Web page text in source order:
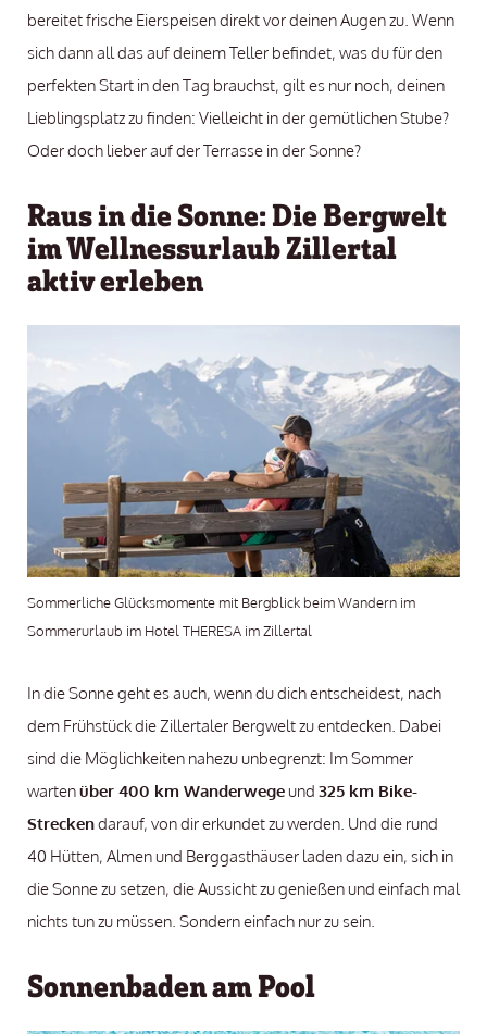
bereitet frische Eierspeisen direkt vor deinen Augen zu. Wenn
sich dann all das auf deinem Teller befindet, was du für den
perfekten Start in den Tag brauchst, gilt es nur noch, deinen
Lieblingsplatz zu finden: Vielleicht in der gemütlichen Stube?
Oder doch lieber auf der Terrasse in der Sonne?
Raus in die Sonne: Die Bergwelt
im Wellnessurlaub Zillertal
aktiv erleben
Sommerliche Glücksmomente mit Bergblick beim Wandern im
Sommerurlaub im Hotel THERESA im Zillertal
In die Sonne geht es auch, wenn du dich entscheidest, nach
dem Frühstück die Zillertaler Bergwelt zu entdecken. Dabei
sind die Möglichkeiten nahezu unbegrenzt: Im Sommer
wartenüber 400 km Wanderwege und 325 km Bike-
Streckendarauf, von dir erkundet zu werden. Und die rund
40 Hütten, Almen und Berggasthäuser laden dazu ein, sich in
die Sonne zu setzen, die Aussicht zu genießen und einfach mal
nichts tun zu müssen. Sondern einfach nur zu sein.
Sonnenbaden am Pool